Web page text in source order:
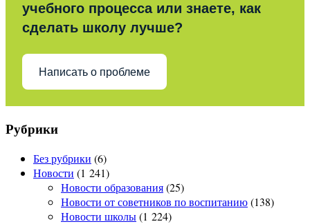
учебного процесса или знаете, как
сделать школу лучше?
Написать о проблеме
Рубрики
Без рубрики (6)
Новости (1 241)
Новости образования(25)
Новости от советников по воспитанию(138)
Новости школы(1 224)